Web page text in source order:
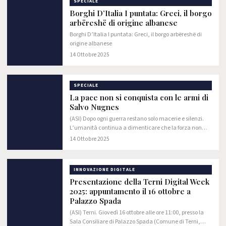
Borghi D’Italia I puntata: Greci, il borgo
arbëreshë di origine albanese
Borghi D’Italia I puntata: Greci, il borgo arbëreshë di
origine albanese
14 Ottobre 2025
SPECIALE
La pace non si conquista con le armi di
Salvo Nugnes
(ASI) Dopo ogni guerra restano solo macerie e silenzi.
L’umanità continua a dimenticare che la forza non
sostituisce la ragione. Ogni guerra si conclude con la
14 Ottobre 2025
INNOVAZIONE DIGITALE
Presentazione della Terni Digital Week
2025: appuntamento il 16 ottobre a
Palazzo Spada
(ASI) Terni. Giovedì 16 ottobre alle ore 11:00, presso la
Sala Consiliare di Palazzo Spada (Comune di Terni,